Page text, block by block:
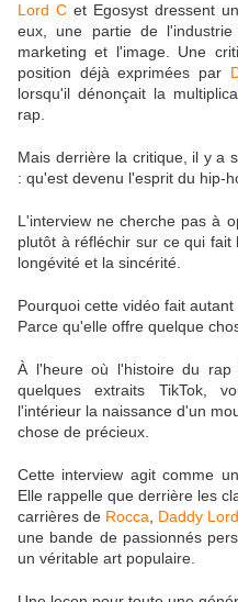
Lord Cet Egosyst dressent
eux, une partie de
marketing et l'image. Une
position déjà exprimées par
lorsqu'il dénonçait la
rap.
Mais derrière la critique, il y a
: qu'est devenu l'esprit du hip-
L'interview ne cherche pas à
plutôt à réfléchir sur ce qui
longévité et la sincérité.
Pourquoi cette vidéo fait
Parce qu'elle offre quelque
À l'heure où l'histoire du rap
quelques extraits TikTok,
l'intérieur la naissance d'un
chose de précieux.
Cette interview agit comme
Elle rappelle que derrière les
carrières de Rocca Daddy
une bande de passionnés
un véritable art populaire.